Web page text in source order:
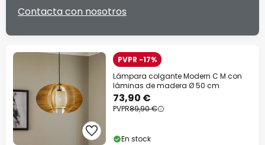
Contacta con nosotros
PVPR -17%
Lámpara colgante Modern C M con
láminas de madera Ø 50 cm
73,90 €
PVPR89,90 €
En stock